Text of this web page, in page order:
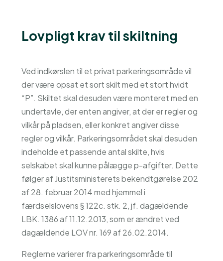
Lovpligt krav til skiltning
Ved indkørslen til et privat parkeringsområde vil
der være opsat et sort skilt med et stort hvidt
“P”. Skiltet skal desuden være monteret med en
undertavle, der enten angiver, at der er regler og
vilkår på pladsen, eller konkret angiver disse
regler og vilkår. Parkeringsområdet skal desuden
indeholde et passende antal skilte, hvis
selskabet skal kunne pålægge p-afgifter. Dette
følger af Justitsministerets bekendtgørelse 202
af 28. februar 2014 med hjemmel i
færdselslovens § 122c. stk. 2, jf. dagældende
LBK. 1386 af 11.12.2013, som er ændret ved
dagældende LOV nr. 169 af 26.02.2014.
Reglerne varierer fra parkeringsområde til